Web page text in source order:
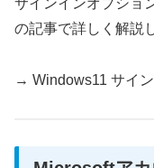
の記事で詳しく解説
→ Windows11 サイ